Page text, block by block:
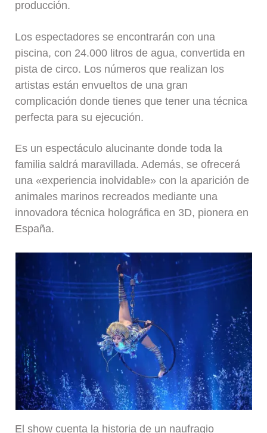
producción.
Los espectadores se encontrarán con una
piscina, con 24.000 litros de agua, convertida en
pista de circo. Los números que realizan los
artistas están envueltos de una gran
complicación donde tienes que tener una técnica
perfecta para su ejecución.
Es un espectáculo alucinante donde toda la
familia saldrá maravillada. Además, se ofrecerá
una «experiencia inolvidable» con la aparición de
animales marinos recreados mediante una
innovadora técnica holográfica en 3D, pionera en
España.
El show cuenta la historia de un naufragio